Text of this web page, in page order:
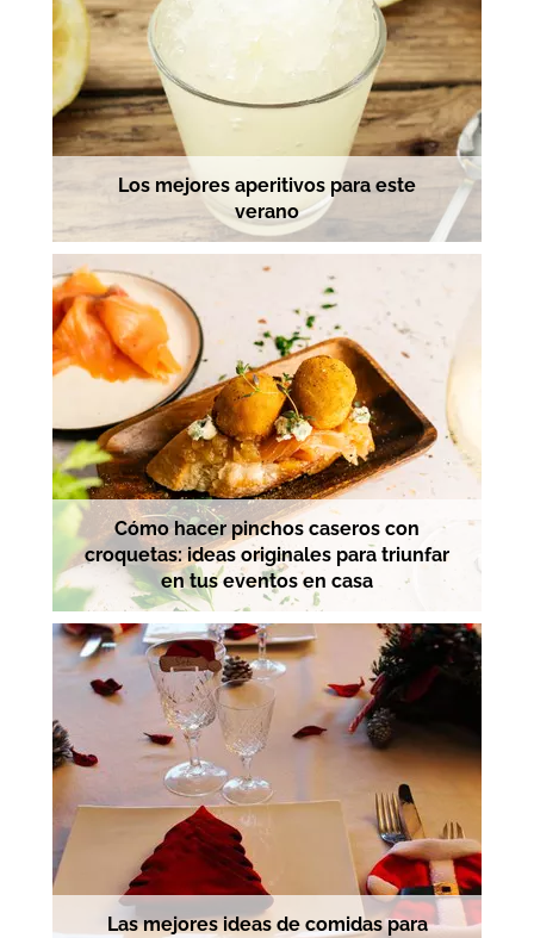
Los mejores aperitivos para este
verano
Cómo hacer pinchos caseros con
croquetas: ideas originales para triunfar
en tus eventos en casa
Las mejores ideas de comidas para